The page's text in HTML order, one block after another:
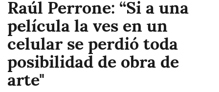
Raúl Perrone: “Si a una
película la ves en un
celular se perdió toda
posibilidad de obra de
arte"